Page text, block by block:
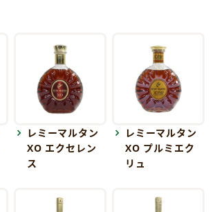
レミーマルタン
XO エクセレン
ス
レミーマルタン
XO プルミエク
リュ